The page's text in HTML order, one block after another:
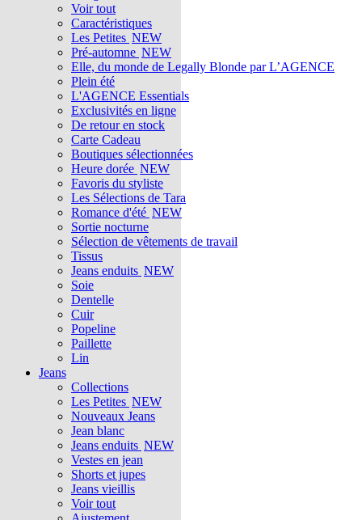
Voir tout
Caractéristiques
Les Petites NEW
Pré-automne NEW
Elle, du monde de Legally Blonde par L’AGENCE
Plein été
L'AGENCE Essentials
Exclusivités en ligne
De retour en stock
Carte Cadeau
Boutiques sélectionnées
Heure dorée NEW
Favoris du styliste
Les Sélections de Tara
Romance d'été NEW
Sortie nocturne
Sélection de vêtements de travail
Tissus
Jeans enduits NEW
Soie
Dentelle
Cuir
Popeline
Paillette
Lin
Jeans
Collections
Les Petites NEW
Nouveaux Jeans
Jean blanc
Jeans enduits NEW
Vestes en jean
Shorts et jupes
Jeans vieillis
Voir tout